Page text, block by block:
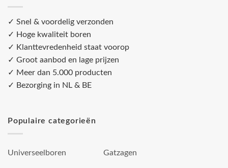
✓ Snel & voordelig verzonden
✓ Hoge kwaliteit boren
✓ Klanttevredenheid staat voorop
✓ Groot aanbod en lage prijzen
✓ Meer dan 5.000 producten
✓ Bezorging in NL & BE
Populaire categorieën
Universeelboren Gatzagen